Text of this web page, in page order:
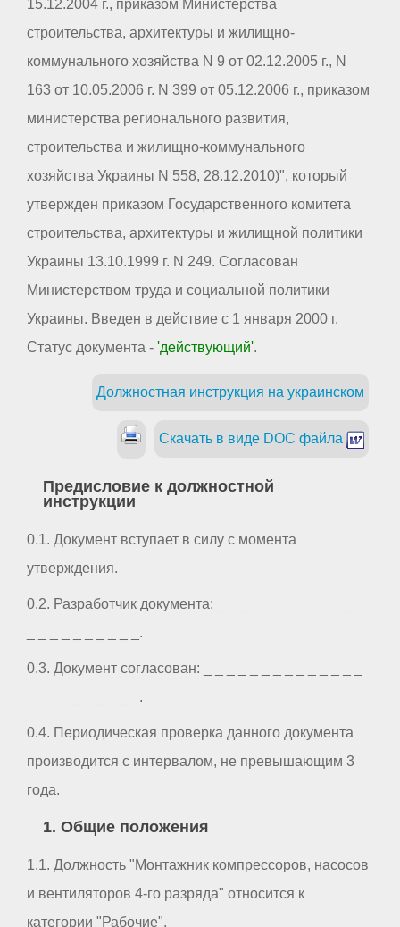
15.12.2004 г., приказом Министерства
строительства, архитектуры и жилищно-
коммунального хозяйства N 9 от 02.12.2005 г., N
163 от 10.05.2006 г. N 399 от 05.12.2006 г., приказом
министерства регионального развития,
строительства и жилищно-коммунального
хозяйства Украины N 558, 28.12.2010)", который
утвержден приказом Государственного комитета
строительства, архитектуры и жилищной политики
Украины 13.10.1999 г. N 249. Согласован
Министерством труда и социальной политики
Украины. Введен в действие с 1 января 2000 г.
Статус документа - 'действующий'.
Должностная инструкция на украинском
Скачать в виде DOC файла
Предисловие к должностной
инструкции
0.1. Документ вступает в силу с момента
утверждения.
0.2. Разработчик документа: _ _ _ _ _ _ _ _ _ _ _ _ _
_ _ _ _ _ _ _ _ _ _.
0.3. Документ согласован: _ _ _ _ _ _ _ _ _ _ _ _ _ _
_ _ _ _ _ _ _ _ _ _.
0.4. Периодическая проверка данного документа
производится с интервалом, не превышающим 3
года.
1. Общие положения
1.1. Должность "Монтажник компрессоров, насосов
и вентиляторов 4-го разряда" относится к
категории "Рабочие".